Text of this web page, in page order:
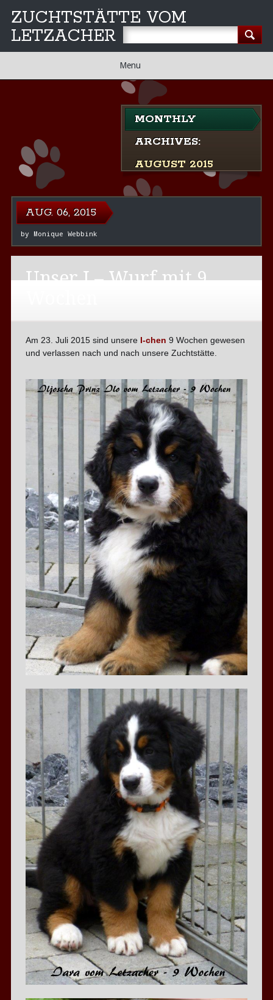
ZUCHTSTÄTTE VOM
LETZACHER
Main
menu
content
Menu
MONTHLY
ARCHIVES:
AUGUST 2015
AUG. 06, 2015
by Monique Webbink
Unser I – Wurf mit 9
Am 23. Juli 2015 sind unsereI-chen 9 Wochen gewesen
und verlassen nach und nach unsere Zuchtstätte.